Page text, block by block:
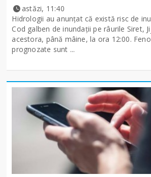
astăzi, 11:40
Hidrologii au anunțat că există risc de
Cod galben de inundații pe râurile Siret,
acestora, până mâine, la ora 12:00.
prognozate sunt ...